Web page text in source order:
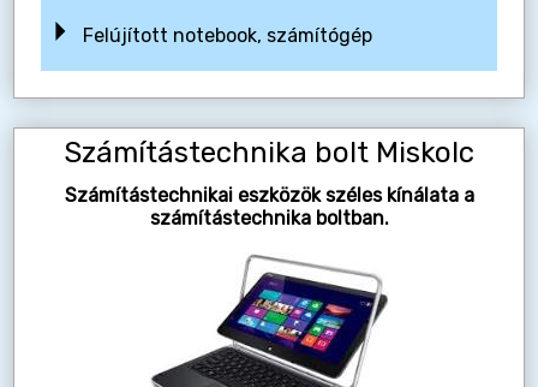
Felújított notebook, számítógép
Számítástechnika bolt Miskolc
Számítástechnikai eszközök széles kínálata a
számítástechnika boltban.